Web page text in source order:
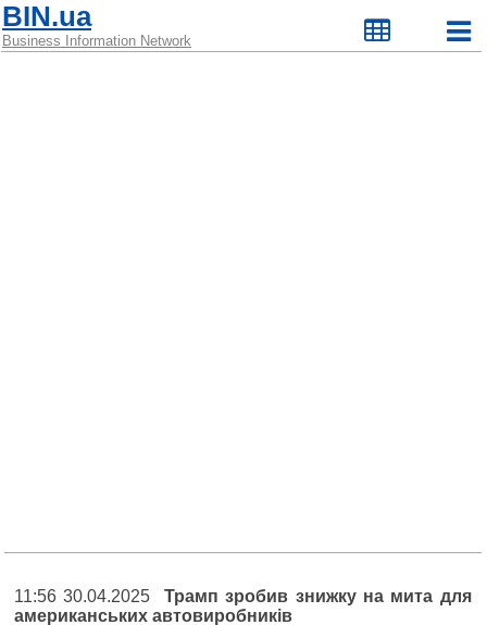
BIN.ua
Business Information Network
11:56 30.04.2025 Трамп зробив знижку на мита для
американських автовиробників